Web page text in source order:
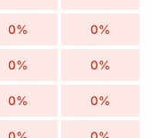
0% 0%
0% 0%
0% 0%